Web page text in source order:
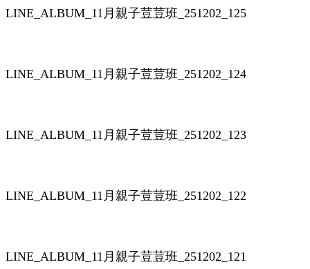
LINE_ALBUM_11月親子荳荳班_251202_125
LINE_ALBUM_11月親子荳荳班_251202_124
LINE_ALBUM_11月親子荳荳班_251202_123
LINE_ALBUM_11月親子荳荳班_251202_122
LINE_ALBUM_11月親子荳荳班_251202_121